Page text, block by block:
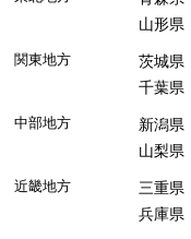
山形県
関東地方 茨城県
千葉県
中部地方 新潟県
山梨県
近畿地方 三重県
兵庫県